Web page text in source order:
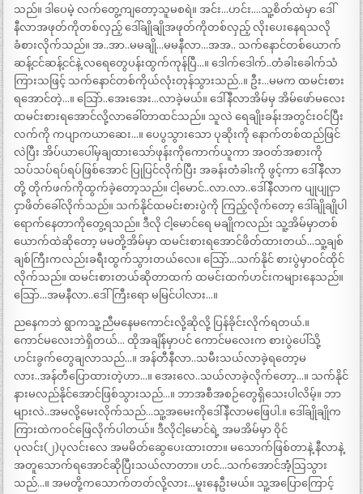
သည်။ ဒါပေမဲ့ လက်တွေ့ကျတော့သူမစရဲ။ အင်း…ဟင်း….သူ့စိတ်ထဲမှာ ဒေါ်
နီလာအဖုတ်ကိုတစ်လှည့် ဒေါ်ချိုချိုအဖုတ်ကိုတစ်လှည့် လိုးပေးနေရသလို
ခံစားလိုက်သည်။ အ..အာ..မမချို…မမနီလာ…အအ.. သက်နောင်တစ်ယောက်
ဆန့်ငင်ဆန့်ငင်နဲ့ လရေတွေပန်းထွက်ကုန်ပြီ…။ ဒေါက်ဒေါက်..တံခါးခေါက်သံ
ကြားသဖြင့် သက်နောင်တစ်ကိုယ်လုံးတုန်သွားသည်..။ ဦး…မမက ထမင်းစား
ရအောင်တဲ့…။ သြော်..အေးအေး…လာခဲ့မယ်။ ဒေါ်နီလာအိမ်မှ အိမ်ဖော်မလေး
ထမင်းစားရအောင်လို့လာခေါ်တာထင်သည်။ သူလဲ ရေချိုးခန်းအတွင်းဝင်ပြီး
လက်ကို ကပျာကယာဆေး…။ ပေပွသွားသော ပုဆိုးကို နောက်တစ်ထည်ဖြင်
လဲပြီး အိပ်ယာပေါ်မှချထားသော်ဖုန်းကိုကောက်ယူကာ အဝတ်အစားကို
သပ်သပ်ရပ်ရပ်ဖြစ်အောင် ပြုပြင်လိုက်ပြီး အခန်းတံခါးကို ဖွင့်ကာ ဒေါ်နီလာ
တို့ တိုက်ဖက်ကိုထွက်ခဲ့တော့သည်။ ငါ့မောင်..လာ.လာ..ဒေါ်နီလာက ပျုပျုငှာ
ငှာဖိတ်ခေါ်လိုက်သည်။ သက်နိုင်ထမင်းစားပွဲကို ကြည့်လိုက်တော့ ဒေါ်ချိုချိုပါ
ရောက်နေတာကိုတွေ့ရသည်။ ဒီလို ငါ့မောင်ရေ မချိုကလည်း သူ့အိမ်မှာတစ်
ယောက်ထဲဆိုတော့ မမတို့အိမ်မှာ ထမင်းစားရအောင်ဖိတ်ထားတယ်…သူ့ချစ်
ချစ်ကြီးကလည်းခရီးထွက်သွားတယ်လေ။ သြော်…သက်နိုင် စားပွဲမှာဝင်ထိုင်
လိုက်သည်။ ထမင်းစားတယ်ဆိုတာထက် ထမင်းထက်ဟင်းကများနေသည်။
သြော်…အမနီလာ..ဒေါ်ကြီးရော မမြင်ပါလား…။
ညနေကဘဲ ရွာကသူ့ညီမနေမကောင်းလို့ဆိုလို့ ပြန်ခိုင်းလိုက်ရတယ်.။
ကောင်မလေးဘဲရှိတယ်… ထိုအချိန်မှာပင် ကောင်မလေးက စားပွဲပေါ်သို့
ဟင်းခွက်တွေချလာသည်…။ အန်တီနီလာ..သမီးသယ်လာခဲ့ရတော့မ
လား..အန်တီပြောထားတဲ့ဟာ…။ အေးလေ..သယ်လာခဲ့လိုက်တော့…။ သက်နိုင်
နားမလည်နိုင်အောင်ဖြစ်သွားသည်…။ ဘာအစီအစဉ်တွေရှိသေးပါလိမ့်။ ဘာ
များလဲ..အမလို့မေးလိုက်သည်…သူ့အမေးကိုဒေါ်နီလာမဖြေပါ.။ ဒေါ်ချိုချိုက
ကြားထဲကဝင်ဖြေလိုက်ပါတယ်။ ဒီလိုငါ့မောင်ရဲ့ အမအိမ်မှာ ဝိုင်
ပုလင်း(၂)ပုလင်းလေ အမမိတ်ဆွေပေးထားတာ။ မသောက်ဖြစ်တာနဲ့ နီလာနဲ့
အတူသောက်ရအောင်ဆိုပြီးသယ်လာတာ။ ဟင်…သက်အောင်အံံ့သြသွား
သည်…။ အမတို့ကသောက်တတ်လို့လား…မူးနေဦးမယ်။ သူ့အပြောကြောင့်